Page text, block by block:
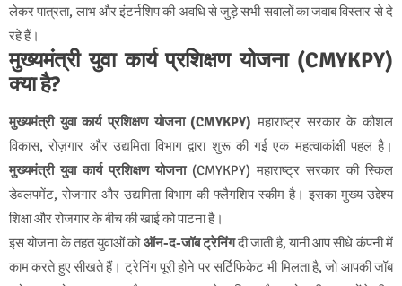
लेकर पात्रता, लाभ और इंटर्नशिप की अवधि से जुड़े सभी सवालों का जवाब विस्तार से दे
रहे हैं।
मुख्यमंत्री युवा कार्य प्रशिक्षण योजना (CMYKPY)
क्या है?
मुख्यमंत्री युवा कार्य प्रशिक्षण योजना (CMYKPY) महाराष्ट्र सरकार के कौशल
विकास, रोज़गार और उद्यमिता विभाग द्वारा शुरू की गई एक महत्वाकांक्षी पहल है।
मुख्यमंत्री युवा कार्य प्रशिक्षण योजना(CMYKPY) महाराष्ट्र सरकार की स्किल
डेवलपमेंट, रोजगार और उद्यमिता विभाग की फ्लैगशिप स्कीम है। इसका मुख्य उद्देश्य
शिक्षा और रोजगार के बीच की खाई को पाटना है।
इस योजना के तहत युवाओं कोऑन-द-जॉब ट्रेनिंगदी जाती है, यानी आप सीधे कंपनी में
काम करते हुए सीखते हैं। ट्रेनिंग पूरी होने पर सर्टिफिकेट भी मिलता है, जो आपकी जॉब